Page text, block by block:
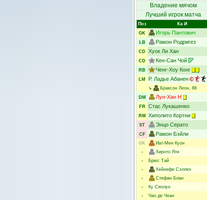
Владение мячом
Лучший игрок матча
Поз
Ка И
GK
Игорь Пантович
LB
Рамон Родригез
CD Хуок Ли Хан
CD
Кен-Сан Чой
RB
Ченг-Хоу Конг
LM
Р. Ладье Абанен
↳
Браксон Леон, 88
DM
Лун-Хан Н
FR
Стас Лукашенко
RM
Хиполито Кортни
ST
Энцо Серато
CF
Рамон Бэйли
GK
Иат-Мен Куон
-
Хирото Яги
-
Брюс Тай
-
Хейнефи Сэллех
-
Стефан Блан
-
Ку Сяолун
-
Чао де Чеан